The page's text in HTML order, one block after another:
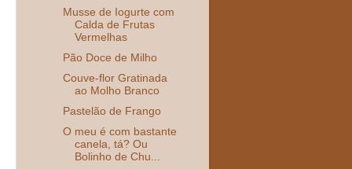
Musse de Iogurte com
Calda de Frutas
Vermelhas
Pão Doce de Milho
Couve-flor Gratinada
ao Molho Branco
Pastelão de Frango
O meu é com bastante
canela, tá? Ou
Bolinho de Chu...